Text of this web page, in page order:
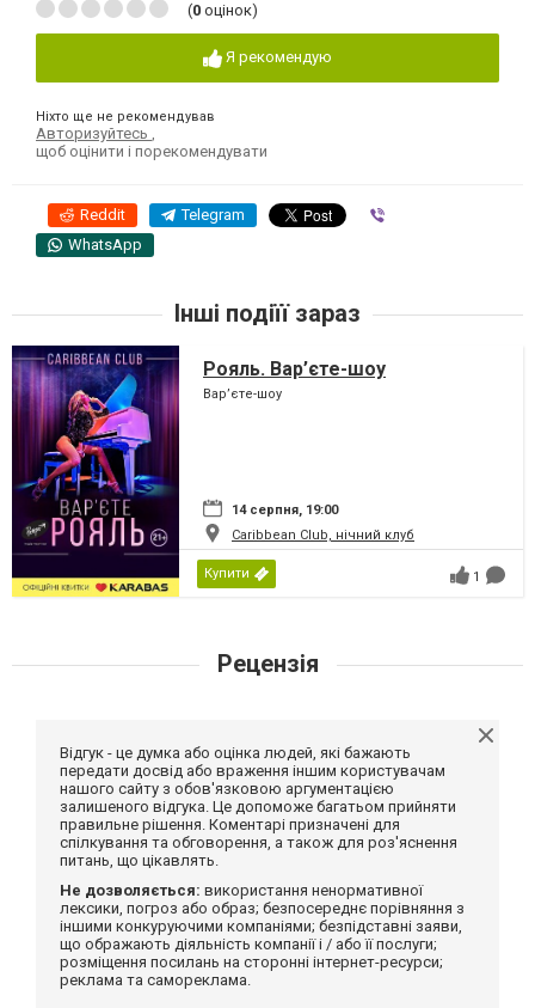
(0 оцінок)
Я рекомендую
Ніхто ще не рекомендував
Авторизуйтесь
щоб оцінити і порекомендувати
Reddit Telegram
WhatsApp
Інші подіїї зараз
Рояль. Вар’єте-шоу
Вар’єте-шоу
14 серпня, 19:00
Caribbean Club, нічний клуб
Купити 1
Рецензія
Відгук - це думка або оцінка людей, які бажають
передати досвід або враження іншим користувачам
нашого сайту з обов'язковою аргументацією
залишеного відгука. Це допоможе багатьом прийняти
правильне рішення. Коментарі призначені для
спілкування та обговорення, а також для роз'яснення
питань, що цікавлять.
Не дозволяється: використання ненормативної
лексики, погроз або образ; безпосереднє порівняння з
іншими конкуруючими компаніями; безпідставні заяви,
що ображають діяльність компанії і / або її послуги;
розміщення посилань на сторонні інтернет-ресурси;
реклама та самореклама.